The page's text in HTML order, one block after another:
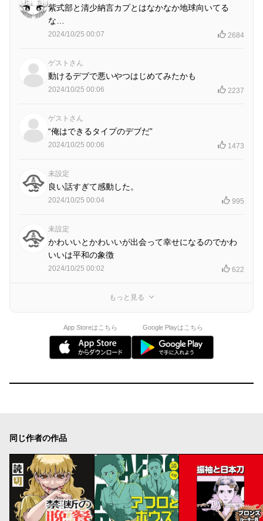
紫式部と清少納言カプとはなかなか地球向いてる
な…
2024/10/25 00:07 2684
ゲストさん
動けるデブで悪いやつはじめてみたかも
2024/10/25 00:06 2237
ゲストさん
“俺はできるタイプのデブだ”
2024/10/25 00:06 1473
未設定
良い話すぎて感動した。
2024/10/25 00:04 995
未設定
かわいいとかわいいが出会って幸せになるのでかわ
いいは平和の象徴
2024/10/25 00:02 622
もっと見る
App Storeはこちら Google Playはこちら
同じ作者の作品